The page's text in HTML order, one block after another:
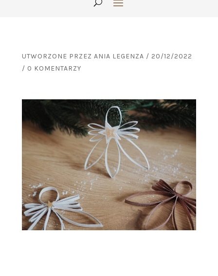
UTWORZONE PRZEZ ANIA LEGENZA / 20/12/2022
/ 0 KOMENTARZY